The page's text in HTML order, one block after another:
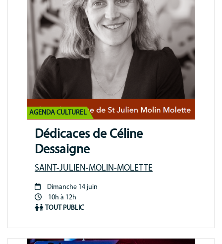
AGENDA CULTUREL
Dédicaces de Céline
Dessaigne
SAINT-JULIEN-MOLIN-MOLETTE
Période
animation
Dimanche 14 juin
10h à 12h
TOUT PUBLIC